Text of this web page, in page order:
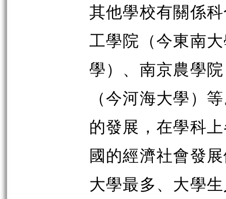
其他學校有關係
工學院（今東南
學）、南京農學
（今河海大學）
的發展，在學科
國的經濟社會發
大學最多、大學